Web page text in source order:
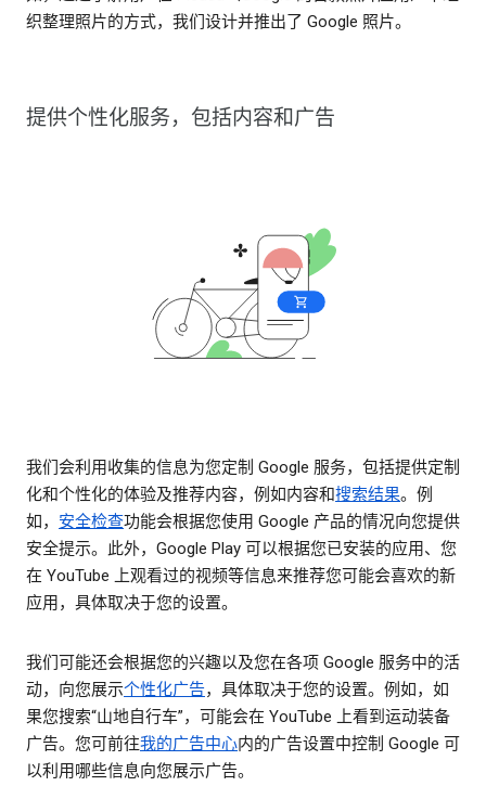
织整理照片的方式，我们设计并推出了 Google 照片。
提供个性化服务，包括内容和广告
我们会利用收集的信息为您定制 Google 服务，包括提供定制
化和个性化的体验及推荐内容，例如内容和搜索结果。例
如， 安全检查功能会根据您使用 Google 产品的情况向您提供
安全提示。此外，Google Play 可以根据您已安装的应用、您
在 YouTube 上观看过的视频等信息来推荐您可能会喜欢的新
应用，具体取决于您的设置。
我们可能还会根据您的兴趣以及您在各项 Google 服务中的活
动，向您展示个性化广告，具体取决于您的设置。例如，如
果您搜索“山地自行车”，可能会在 YouTube 上看到运动装备
广告。您可前往我的广告中心内的广告设置中控制 Google 可
以利用哪些信息向您展示广告。